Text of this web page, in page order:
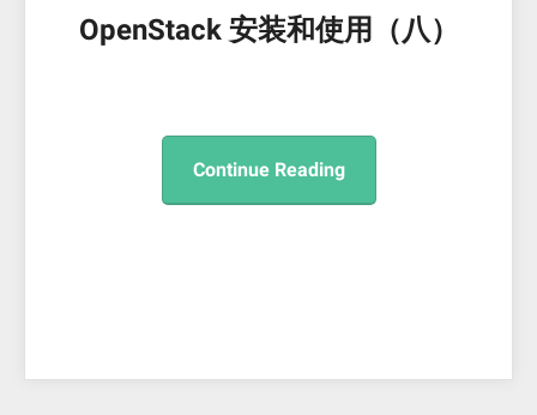
OpenStack 安装和使用（八）
Continue Reading